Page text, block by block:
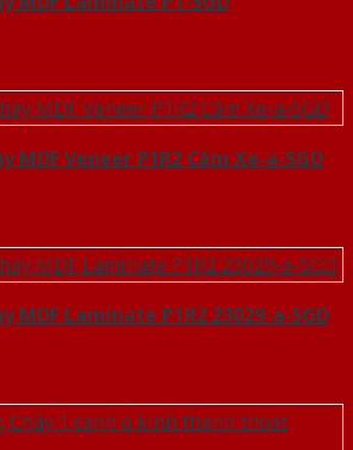
MDF Veneer P1R2 Căm Xe-a-SGD
MDF Laminate P1R2 23029-a-SGD